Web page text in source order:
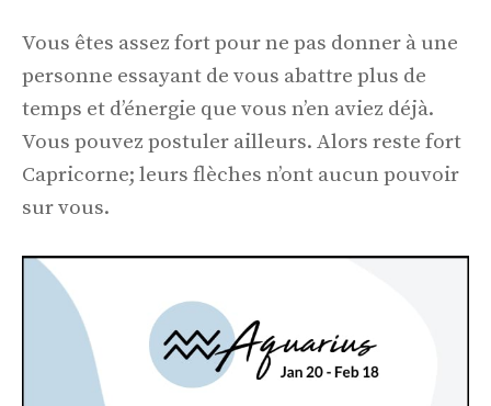
Vous êtes assez fort pour ne pas donner à une
personne essayant de vous abattre plus de
temps et d’énergie que vous n’en aviez déjà.
Vous pouvez postuler ailleurs. Alors reste fort
Capricorne; leurs flèches n’ont aucun pouvoir
sur vous.